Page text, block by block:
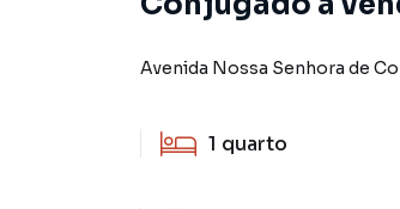
Avenida Nossa Senhora de
1 quarto